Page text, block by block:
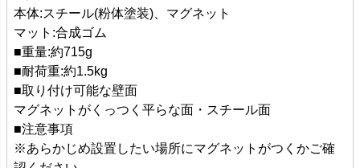
本体:スチール(粉体塗装)、マグネット
マット:合成ゴム
■重量:約715g
■耐荷重:約1.5kg
■取り付け可能な壁面
マグネットがくっつく平らな面・スチール面
■注意事項
※あらかじめ設置したい場所にマグネットがつくかご確